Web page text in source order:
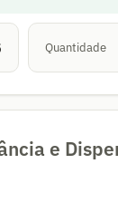
Quantidade
e